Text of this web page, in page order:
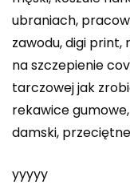
ubraniach,
zawodu, digi print,
na szczepienie
tarczowej jak
rekawice
damski,
yyyyy